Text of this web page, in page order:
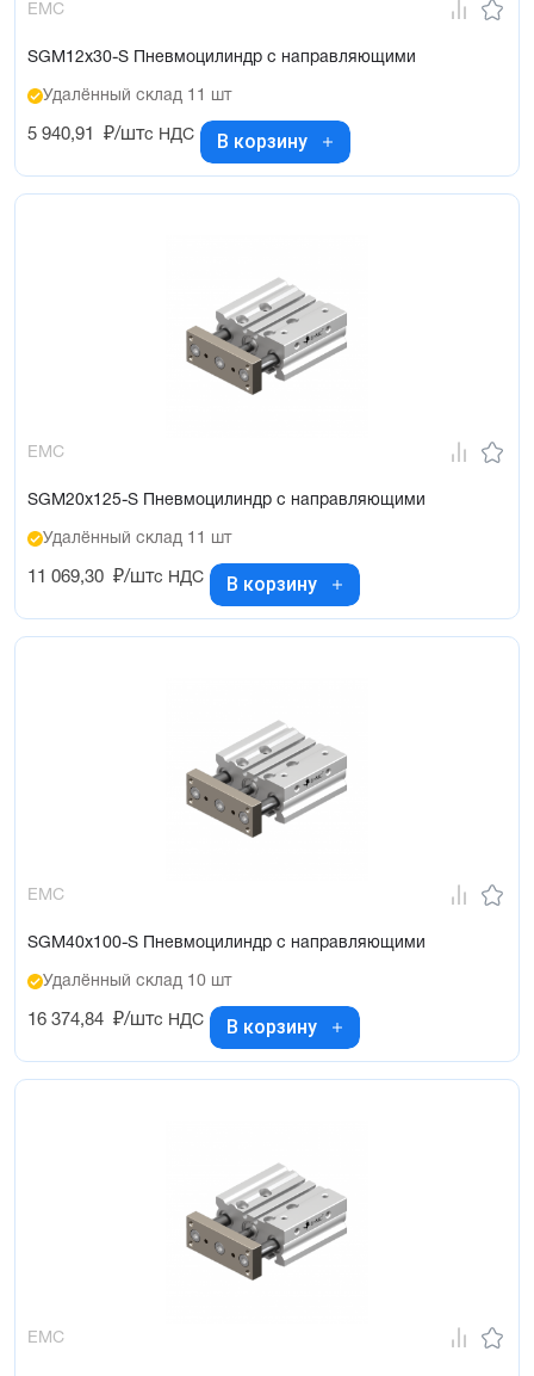
EMC
SGM12x30-S Пневмоцилиндр с направляющими
Удалённый склад 11 шт
5 940,91 ₽/штс НДС В корзину
EMC
SGM20x125-S Пневмоцилиндр с направляющими
Удалённый склад 11 шт
11 069,30 ₽/штс НДС В корзину
EMC
SGM40x100-S Пневмоцилиндр с направляющими
Удалённый склад 10 шт
16 374,84 ₽/штс НДС В корзину
EMC